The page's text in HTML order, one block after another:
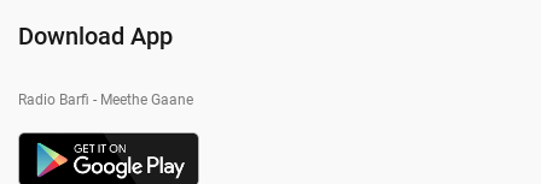
Download App
Radio Barfi - Meethe Gaane